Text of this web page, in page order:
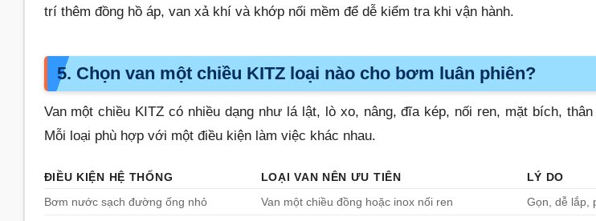
trí thêm đồng hồ áp, van xả khí và khớp nối mềm để dễ kiểm tra khi vận hành.
5. Chọn van một chiều KITZ loại nào cho bơm luân phiên?
Van một chiều KITZ có nhiều dạng như lá lật, lò xo, nâng, đĩa kép, nối ren, mặt bích,
Mỗi loại phù hợp với một điều kiện làm việc khác nhau.
ĐIỀU KIỆN HỆ THỐNG LOẠI VAN NÊN ƯU TIÊN
LÝ DO
Bơm nước sạch đường ống nhỏ
Van một chiều đồng hoặc inox nối ren Gọn, dễ lắp,